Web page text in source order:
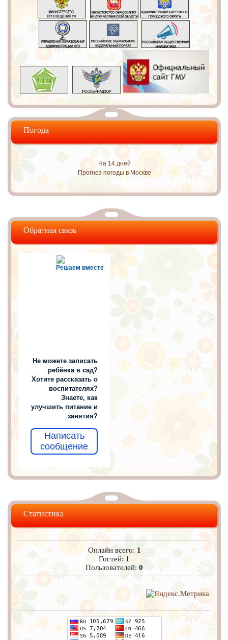
Погода
На 14 дней
Прогноз погоды в Москве
Обратная связь
Решаем вместе
Не можете записать
ребёнка в сад?
Хотите рассказать о
воспитателях?
Знаете, как
улучшить питание и
занятия?
Написать
сообщение
Статистика
Онлайн всего: 1
Гостей: 1
Пользователей:0